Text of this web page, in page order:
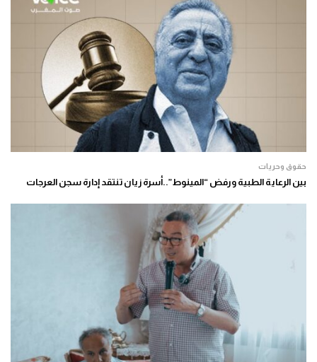
حقوق وحريات
بين الرعاية الطبية ورفض “المينوط”..أسرة زيان تنتقد إدارة سجن العرجات